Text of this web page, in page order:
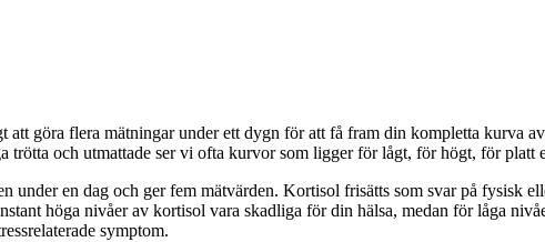
göra flera mätningar under ett dygn för att få fram din kompletta kurva
trötta och utmattade ser vi ofta kurvor som ligger för lågt, för högt, för
en dag och ger fem mätvärden. Kortisol frisätts som svar på fysisk
höga nivåer av kortisol vara skadliga för din hälsa, medan för låga
symptom.